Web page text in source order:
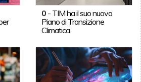
0 - TIM ha il suo nuovo
Piano di Transizione
Climatica